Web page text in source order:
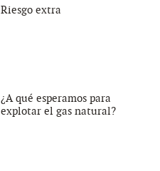
Riesgo extra
¿A qué esperamos para
explotar el gas natural?